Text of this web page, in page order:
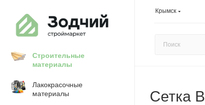
Крымск
Строительные
материалы
Лакокрасочные
материалы
Сетка